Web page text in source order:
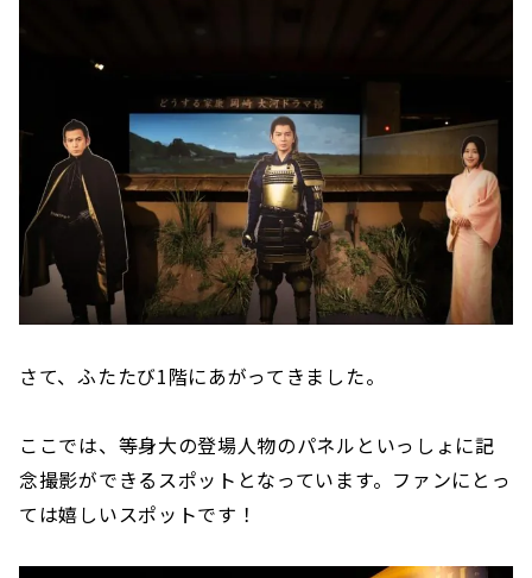
さて、ふたたび1階にあがってきました。
ここでは、等身大の登場人物のパネルといっしょに記
念撮影ができるスポットとなっています。ファンにとっ
ては嬉しいスポットです！